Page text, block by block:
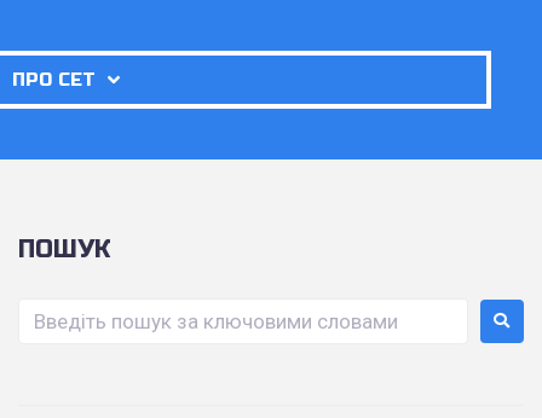
ПРО СЕТ
ПОШУК